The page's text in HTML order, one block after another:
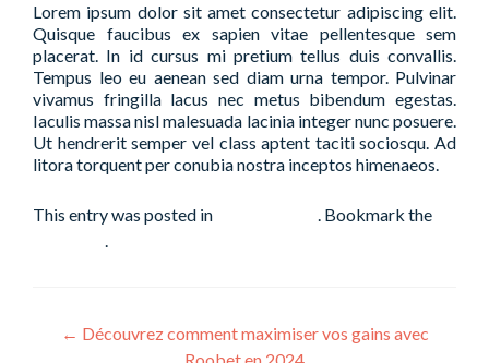
Lorem ipsum dolor sit amet consectetur adipiscing elit.
Quisque faucibus ex sapien vitae pellentesque sem
placerat. In id cursus mi pretium tellus duis convallis.
Tempus leo eu aenean sed diam urna tempor. Pulvinar
vivamus fringilla lacus nec metus bibendum egestas.
Iaculis massa nisl malesuada lacinia integer nunc posuere.
Ut hendrerit semper vel class aptent taciti sociosqu. Ad
litora torquent per conubia nostra inceptos himenaeos.
This entry was posted in
. Bookmark the
.
Post
← Découvrez comment maximiser vos gains avec